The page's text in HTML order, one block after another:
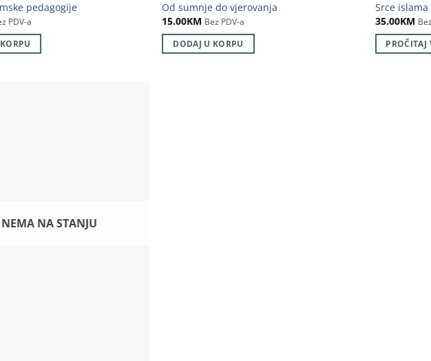
pedagogije
PDV-a
Od sumnje do vjerovanja
15.00KM Bez PDV-a
DODAJ U KORPU
Srce islama
35.00KM
PROČITAJ
NEMA NA STANJU